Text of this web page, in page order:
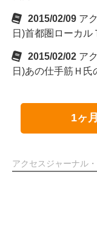
2015/02/09 ア
日)首都圏ローカ
2015/02/02 ア
日)あの仕手筋Ｈ氏
1ヶ
アクセスジャーナル